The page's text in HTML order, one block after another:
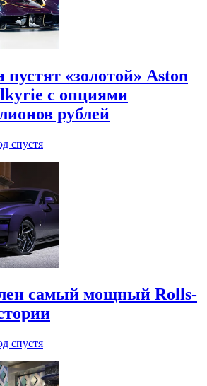
«золотой» Aston
с опциями
рублей
спустя
самый мощный Rolls-
спустя